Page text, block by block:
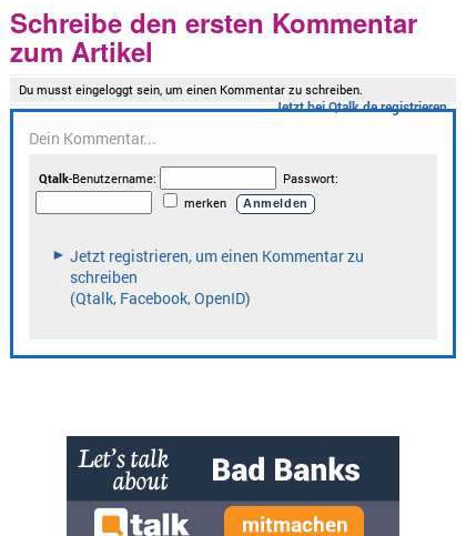
Schreibe den ersten Kommentar
zum Artikel